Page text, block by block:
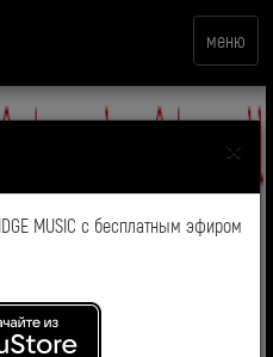
меню
×
MUSIC с бесплатным эфиром